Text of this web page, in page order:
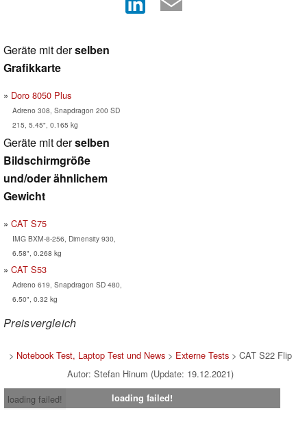
Geräte mit derselben
Grafikkarte
Doro 8050 Plus
Adreno 308, Snapdragon 200 SD
215, 5.45", 0.165 kg
Geräte mit derselben
Bildschirmgröße
und/oder ähnlichem
Gewicht
CAT S75
IMG BXM-8-256, Dimensity 930,
6.58", 0.268 kg
CAT S53
Adreno 619, Snapdragon SD 480,
6.50", 0.32 kg
Preisvergleich
> Notebook Test, Laptop Test und News> Externe Tests> CAT S22 Flip
Autor: Stefan Hinum (Update: 19.12.2021)
loading failed!
loading failed!